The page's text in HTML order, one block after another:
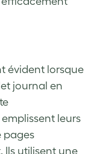
évident lorsque
journal en
emplissent leurs
pages
Ils utilisent une